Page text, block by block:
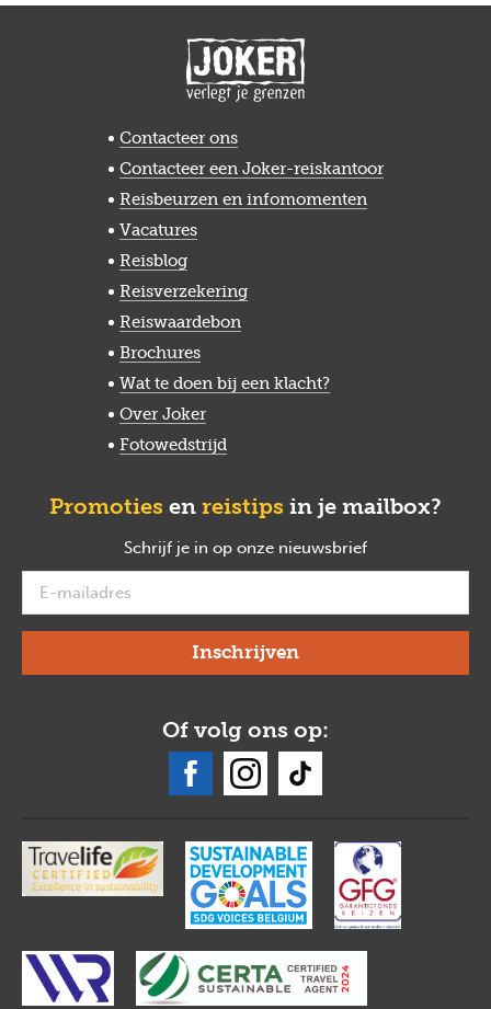
Contacteer ons
Contacteer een Joker-reiskantoor
Reisbeurzen en infomomenten
Vacatures
Reisblog
Reisverzekering
Reiswaardebon
Brochures
Wat te doen bij een klacht?
Over Joker
Fotowedstrijd
Promoties en reistips in je mailbox?
Schrijf je in op onze nieuwsbrief
Of volg ons op: